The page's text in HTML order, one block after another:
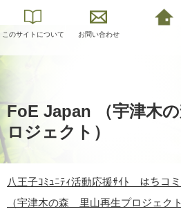
このサイトについて お問い合わせ
FoE Japan （宇津木
ロジェクト）
八王子ｺﾐｭﾆﾃｨ活動応援ｻｲﾄ はちコ
（宇津木の森 里山再生プロジェクト